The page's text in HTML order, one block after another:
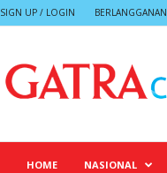
SIGN UP / LOGIN BERLANGGANAN
HOME NASIONAL